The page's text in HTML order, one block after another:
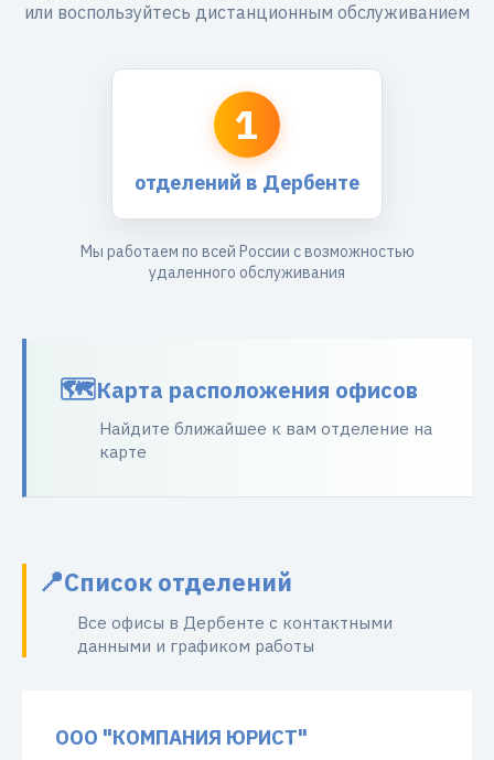
или воспользуйтесь дистанционным обслуживанием
1
отделений в Дербенте
Мы работаем по всей России с возможностью
удаленного обслуживания
Карта расположения офисов
Найдите ближайшее к вам отделение на
карте
Список отделений
Все офисы в Дербенте с контактными
данными и графиком работы
ООО "КОМПАНИЯ ЮРИСТ"